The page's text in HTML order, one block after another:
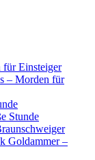
für Einsteiger
– Morden für
Stunde
Goldammer –